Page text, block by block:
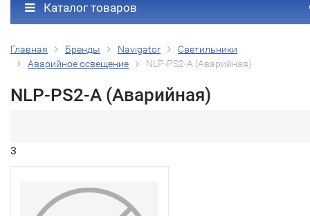
Каталог товаров
Главная Бренды Navigator
Светильники
Аварийное освещение
NLP-PS2-A (Аварийная)
NLP-PS2-A (Аварийная)
3